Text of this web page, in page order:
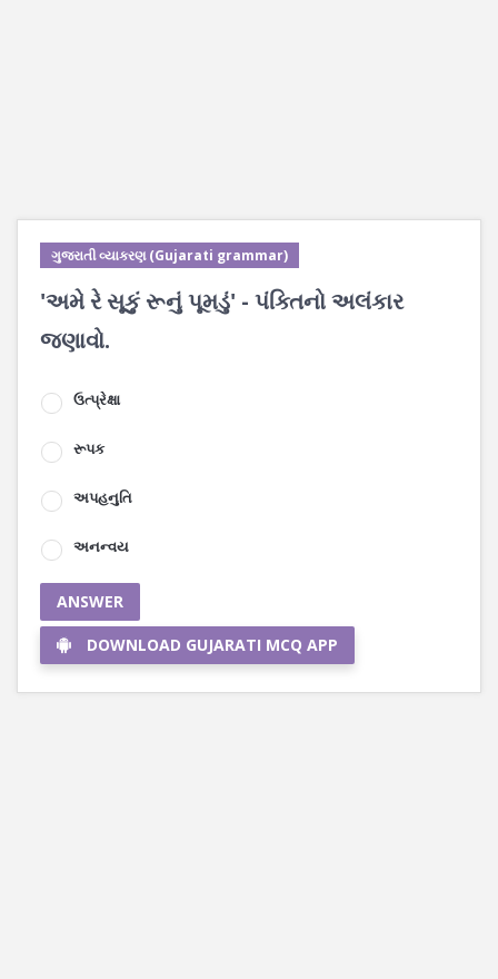
ગુજરાતી વ્યાકરણ (Gujarati grammar)
'અમે રે સૂકું રૂનું પૂમડું' - પંક્તિનો અલંકાર
જણાવો.
ઉત્પ્રેક્ષા
રૂપક
અપહનુતિ
અનન્વય
ANSWER
DOWNLOAD GUJARATI MCQ APP